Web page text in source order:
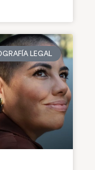
LEGAL